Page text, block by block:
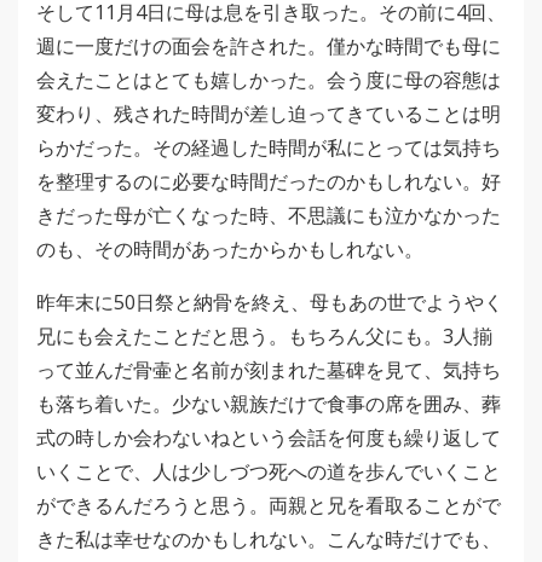
そして11月4日に母は息を引き取った。その前に4回、
週に一度だけの面会を許された。僅かな時間でも母に
会えたことはとても嬉しかった。会う度に母の容態は
変わり、残された時間が差し迫ってきていることは明
らかだった。その経過した時間が私にとっては気持ち
を整理するのに必要な時間だったのかもしれない。好
きだった母が亡くなった時、不思議にも泣かなかった
のも、その時間があったからかもしれない。
昨年末に50日祭と納骨を終え、母もあの世でようやく
兄にも会えたことだと思う。もちろん父にも。3人揃
って並んだ骨壷と名前が刻まれた墓碑を見て、気持ち
も落ち着いた。少ない親族だけで食事の席を囲み、葬
式の時しか会わないねという会話を何度も繰り返して
いくことで、人は少しづつ死への道を歩んでいくこと
ができるんだろうと思う。両親と兄を看取ることがで
きた私は幸せなのかもしれない。こんな時だけでも、